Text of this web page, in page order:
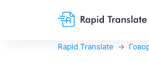
Rapid Translate